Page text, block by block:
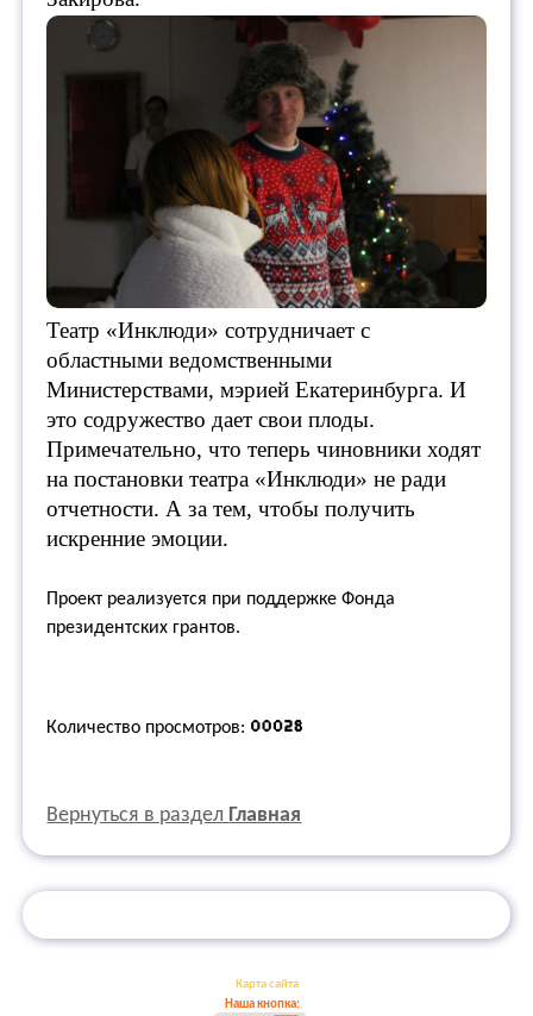
Театр «Инклюди» сотрудничает с
областными ведомственными
Министерствами, мэрией Екатеринбурга. И
это содружество дает свои плоды.
Примечательно, что теперь чиновники ходят
на постановки театра «Инклюди» не ради
отчетности. А за тем, чтобы получить
искренние эмоции.
Проект реализуется при поддержке Фонда
президентских грантов.
Количество просмотров:
Вернуться в раздел Главная
Карта сайта
Наша кнопка: